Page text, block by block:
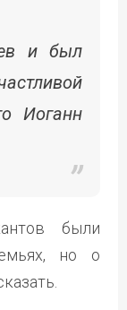
и был
Иоганн
были
но о